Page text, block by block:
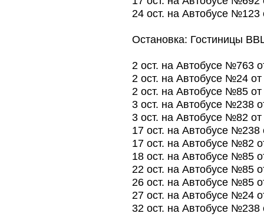
24 ост. на Автобусе
Остановка: Гостиницы
2 ост. на Автобусе №763
2 ост. на Автобусе №24
2 ост. на Автобусе №85
3 ост. на Автобусе №238
3 ост. на Автобусе №82
17 ост. на Автобусе №238
17 ост. на Автобусе №82
18 ост. на Автобусе №85
22 ост. на Автобусе №85
26 ост. на Автобусе №85
27 ост. на Автобусе №24
32 ост. на Автобусе №238